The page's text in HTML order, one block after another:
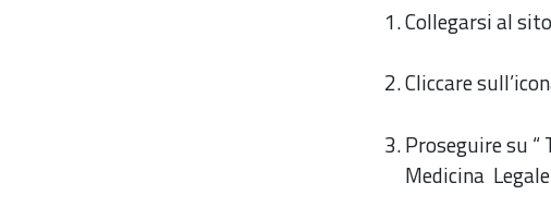
Collegarsi al
Cliccare
Proseguire su “
Medicina